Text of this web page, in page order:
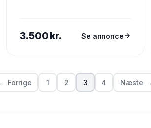
3.500 kr. Se annonce
← Forrige 1 2 3 4 Næste →